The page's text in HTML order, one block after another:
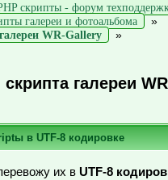
скрипты - форум
галереи и фотоальбома
»
WR-Gallery
»
галереи
в UTF-8 кодировке
их в UTF-8